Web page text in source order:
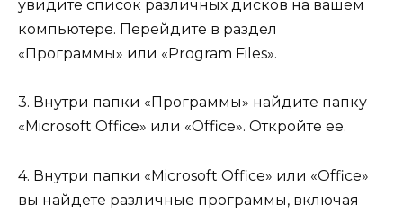
увидите список различных дисков на вашем
компьютере. Перейдите в раздел
«Программы» или «Program Files».
3. Внутри папки «Программы» найдите папку
«Microsoft Office» или «Office». Откройте ее.
4. Внутри папки «Microsoft Office» или «Office»
вы найдете различные программы, включая